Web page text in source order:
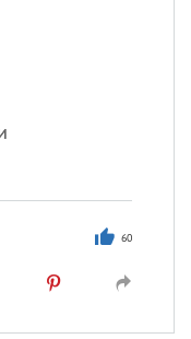
60
именины
значениеи